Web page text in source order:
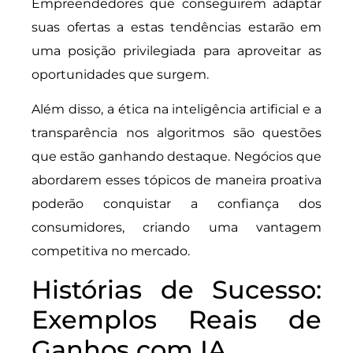
Empreendedores que conseguirem adaptar
suas ofertas a estas tendências estarão em
uma posição privilegiada para aproveitar as
oportunidades que surgem.
Além disso, a ética na inteligência artificial e a
transparência nos algoritmos são questões
que estão ganhando destaque. Negócios que
abordarem esses tópicos de maneira proativa
poderão conquistar a confiança dos
consumidores, criando uma vantagem
competitiva no mercado.
Histórias de Sucesso:
Exemplos Reais de